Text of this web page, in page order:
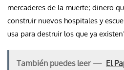
mercaderes de la muerte; dinero
construir nuevos hospitales y
usa para destruir los que ya
También puedes leer — El